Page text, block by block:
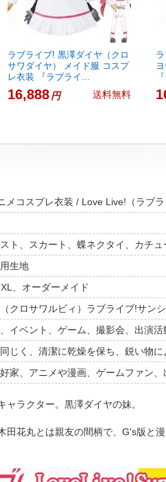
ラブライブ! 黒澤ダイヤ（クロ
サワダイヤ） メイド服 コスプ
レ衣装 『ラブライ...
16,888円 送料無料
メコスプレ衣装 / Love Live!（ラブラ
ト、スカート、蝶ネクタイ、カチ
生地
、オーダーメイド
クロサワルビィ）ラブライブ!サンシ
イベント、ゲーム、撮影会、出演活
じく、清潔に乾燥を保ち、鋭い物に
家、アニメや漫画、ゲームファン、
ラクター。黒澤ダイヤの妹。
花丸とは親友の間柄で、G's版と漫